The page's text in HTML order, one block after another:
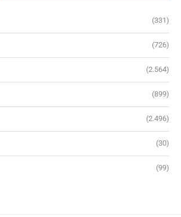
(331)
(726)
(2.564)
(899)
(2.496)
(30)
(99)